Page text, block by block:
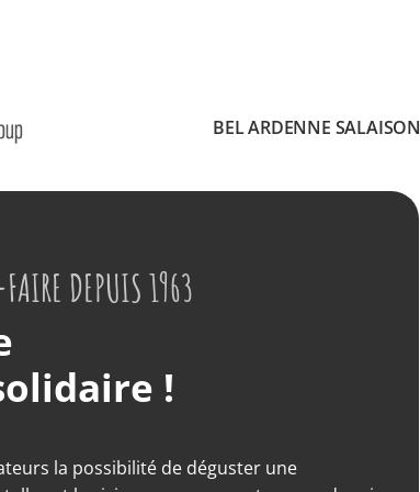
BEL ARDENNE SALAISON
DEPUIS 1963
!
la possibilité de déguster une